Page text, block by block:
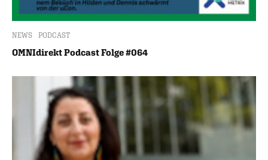
NEWS PODCAST
OMNIdirekt Podcast Folge #064